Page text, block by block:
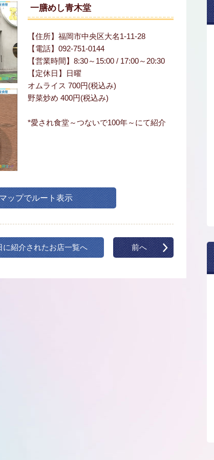
一膳めし青木堂
【住所】福岡市中央区大名1-11-28
【電話】092-751-0144
【営業時間】8:30～15:00 / 17:00～20:30
【定休日】日曜
オムライス 700円(税込み)
野菜炒め 400円(税込み)
*愛され食堂～つないで100年～にて紹介
ップでルート表示
に紹介されたお店一覧へ 前へ